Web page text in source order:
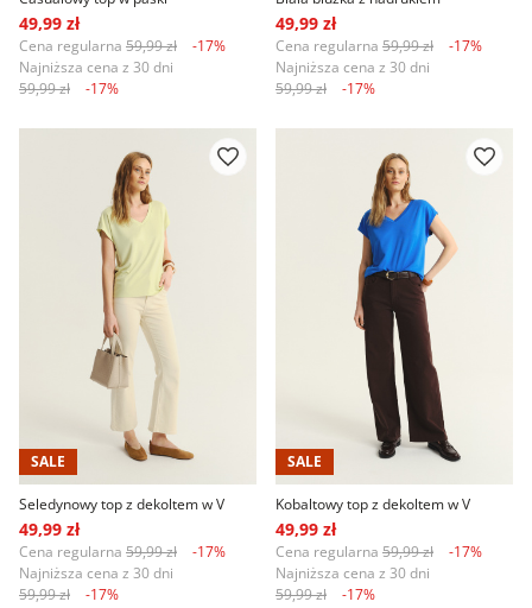
49,99 zł
Cena regularna 59,99 zł
-17%
Najniższa cena z 30 dni
59,99 zł
-17%
49,99 zł
Cena regularna 59,99 zł
-17%
Najniższa cena z 30 dni
59,99 zł
-17%
SALE
Seledynowy top z dekoltem w V
49,99 zł
Cena regularna 59,99 zł
-17%
Najniższa cena z 30 dni
59,99 zł
-17%
SALE
Kobaltowy top z dekoltem w V
49,99 zł
Cena regularna 59,99 zł
-17%
Najniższa cena z 30 dni
59,99 zł
-17%